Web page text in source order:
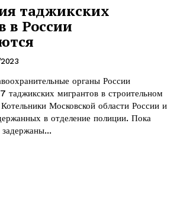
таджикских
в России
органы России
таджикских мигрантов в строительном
Московской области России и
в отделение полиции. Пока
задержаны...